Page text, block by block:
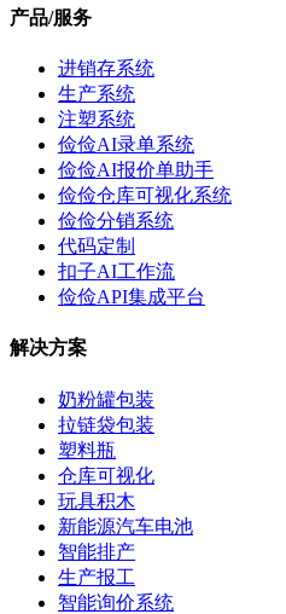
产品/服务
进销存系统
生产系统
注塑系统
俭俭AI录单系统
俭俭AI报价单助手
俭俭仓库可视化系统
俭俭分销系统
代码定制
扣子AI工作流
俭俭API集成平台
解决方案
奶粉罐包装
拉链袋包装
塑料瓶
仓库可视化
玩具积木
新能源汽车电池
智能排产
生产报工
智能询价系统